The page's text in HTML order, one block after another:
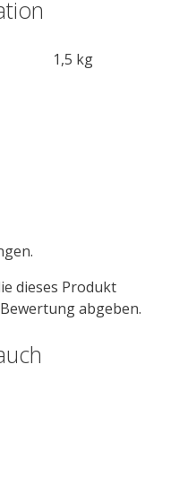
1,5 kg
dieses Produkt
abgeben.